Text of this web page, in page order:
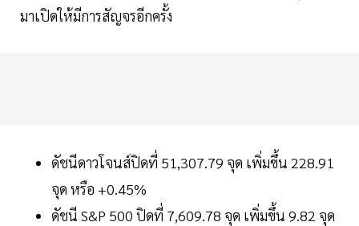
มาเปิดให้มีการสัญจรอีกครั้ง
ดัชนีดาวโจนส์ปิดที่ 51,307.79 จุด เพิ่มขึ้น 228.91
จุด หรือ +0.45%
ดัชนี S&P 500 ปิดที่ 7,609.78 จุด เพิ่มขึ้น 9.82 จุด